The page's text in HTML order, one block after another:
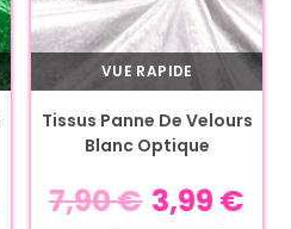
VUE RAPIDE
Tissus Panne De Velours
Blanc Optique
7,90€ 3,99 €